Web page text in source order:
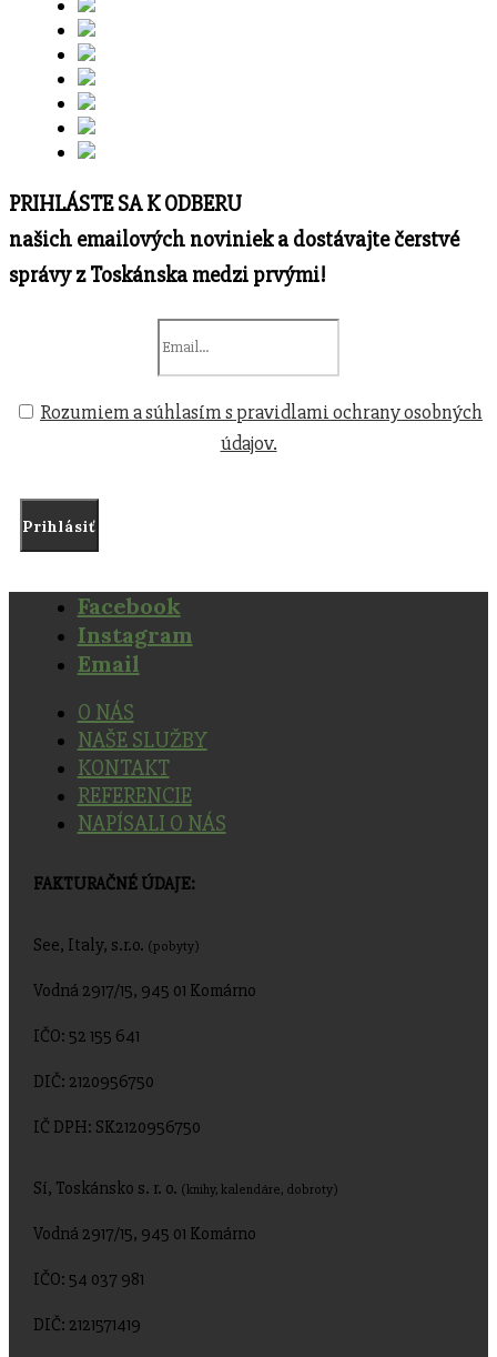
PRIHLÁSTE SA K ODBERU
našich emailových noviniek a dostávajte čerstvé
správy z Toskánska medzi prvými!
Rozumiem a súhlasím s pravidlami ochrany osobných
údajov.
Facebook
Instagram
Email
O NÁS
NAŠE SLUŽBY
KONTAKT
REFERENCIE
NAPÍSALI O NÁS
FAKTURAČNÉ ÚDAJE:
See, Italy, s.r.o. (pobyty)
Vodná 2917/15, 945 01 Komárno
IČO: 52 155 641
DIČ: 2120956750
IČ DPH: SK2120956750
Sí, Toskánsko s. r. o. (knihy, kalendáre, dobroty)
Vodná 2917/15, 945 01 Komárno
IČO: 54 037 981
DIČ: 2121571419